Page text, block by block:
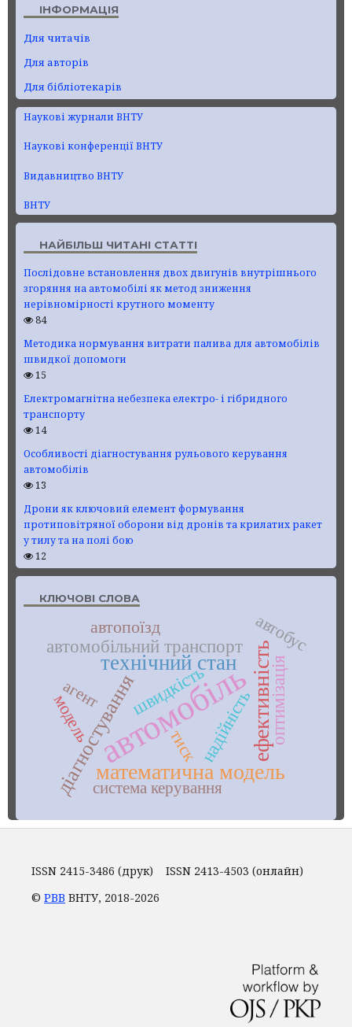
ІНФОРМАЦІЯ
Для читачів
Для авторів
Для бібліотекарів
Наукові журнали ВНТУ
Наукові конференції ВНТУ
Видавництво ВНТУ
ВНТУ
НАЙБІЛЬШ ЧИТАНІ СТАТТІ
Послідовне встановлення двох двигунів внутрішнього
згоряння на автомобілі як метод зниження
нерівномірності крутного моменту
84
Методика нормування витрати палива для автомобілів
швидкої допомоги
15
Електромагнітна небезпека електро- і гібридного
транспорту
14
Особливості діагностування рульового керування
автомобілів
13
Дрони як ключовий елемент формування
протиповітряної оборони від дронів та крилатих ракет
у тилу та на полі бою
12
КЛЮЧОВІ СЛОВА
автомобіль
математична модель
ефективність
технічний стан
діагностування надійність
автомобільний транспорт
швидкість оптимізація
автопоїзд автобус
модель
тиск
агент
система керування
ISSN 2415-3486 (друк) ISSN 2413-4503 (онлайн)
© РВВ ВНТУ, 2018-2026